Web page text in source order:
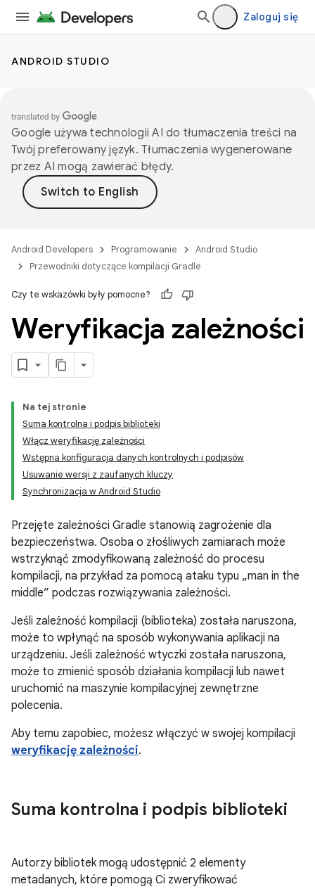
Zaloguj się
ANDROID STUDIO
Google używa technologii AI do tłumaczenia treści na
Twój preferowany język. Tłumaczenia wygenerowane
przez AI mogą zawierać błędy.
Android Developers Programowanie
Android Studio
Przewodniki dotyczące kompilacji Gradle
Czy te wskazówki były pomocne?
Weryfikacja zależności
Na tej stronie
Suma kontrolna i podpis biblioteki
Włącz weryfikację zależności
Wstępna konfiguracja danych kontrolnych i podpisów
Usuwanie wersji z zaufanych kluczy
Synchronizacja w Android Studio
Przejęte zależności Gradle stanowią zagrożenie dla
bezpieczeństwa. Osoba o złośliwych zamiarach może
wstrzyknąć zmodyfikowaną zależność do procesu
kompilacji, na przykład za pomocą ataku typu „man in the
middle” podczas rozwiązywania zależności.
Jeśli zależność kompilacji (biblioteka) została naruszona,
może to wpłynąć na sposób wykonywania aplikacji na
urządzeniu. Jeśli zależność wtyczki została naruszona,
może to zmienić sposób działania kompilacji lub nawet
uruchomić na maszynie kompilacyjnej zewnętrzne
polecenia.
Aby temu zapobiec, możesz włączyć w swojej kompilacji
weryfikację zależności.
Suma kontrolna i podpis biblioteki
Autorzy bibliotek mogą udostępnić 2 elementy
metadanych, które pomogą Ci zweryfikować